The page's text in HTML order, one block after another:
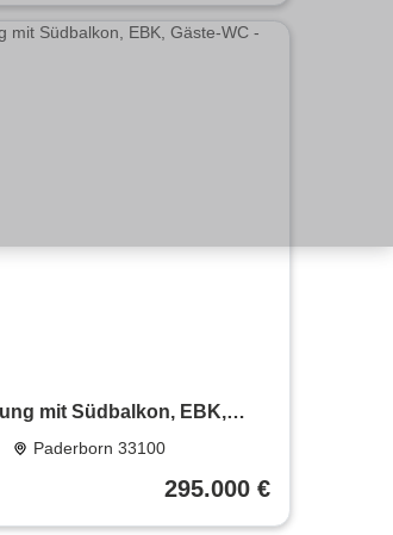
mit Südbalkon, EBK,
Paderborn 33100
295.000 €